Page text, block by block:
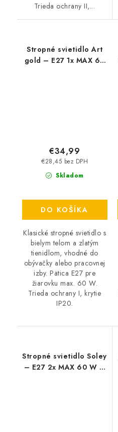
Trieda ochrany II,...
Stropné svietidlo Art
gold – E27 1x MAX 60
Skladom
€28,45 bez DPH
€34,99
DO KOŠÍKA
Klasické stropné svietidlo s
bielym telom a zlatým
tienidlom, vhodné do
obývačky alebo pracovnej
izby. Pätica E27 pre
žiarovku max. 60 W.
Trieda ochrany I, krytie
IP20.
Stropné svietidlo Soley
– E27 2x MAX 60 W –